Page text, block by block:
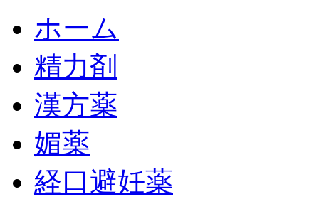
ホーム
精力剤
漢方薬
媚薬
経口避妊薬